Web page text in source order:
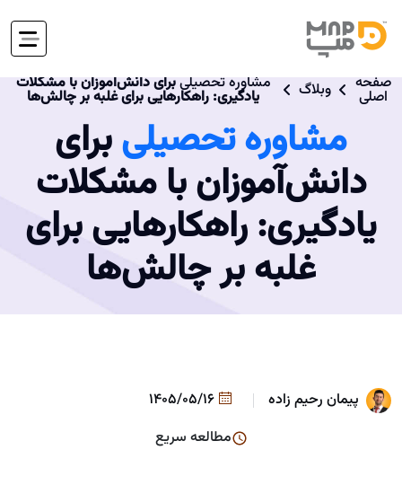
صفحه
اصلی وبلاگ مشاوره تحصیلیبرای دانش‌آموزان با مشکلات
یادگیری: راهکارهایی برای غلبه بر چالش‌ها
مشاوره تحصیلیبرای
دانش‌آموزان با مشکلات
یادگیری: راهکارهایی برای
غلبه بر چالش‌ها
پیمان رحیم زاده
مطالعه سریع